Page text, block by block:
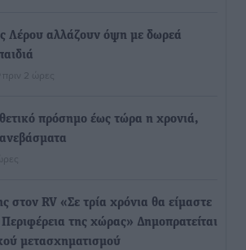
Λέρου αλλάζουν όψη με δωρεά
πριν 2 ώρες
πρόσημο έως τώρα η χρονιά,
στον RV «Σε τρία χρόνια θα είμαστε
της χώρας» Δημοπρατείται
μετασχηματισμού